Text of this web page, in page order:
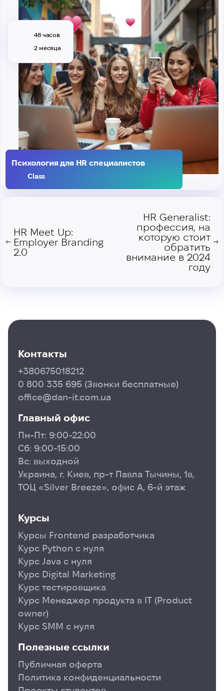
48 часов
2 месяца
Психология для HR специалистов
Class
←
HR Meet Up:
Employer Branding
2.0
HR Generalist:
профессия, на
которую стоит
обратить
внимание в 2024
году
→
Контакты
+380675018212
0 800 335 695 (Звонки бесплатные)
office@dan-it.com.ua
Главный офис
Пн-Пт: 9:00-22:00
Сб: 9:00-15:00
Вс: выходной
Украина, г. Киев, пр-т Павла Тычины, 1в,
ТОЦ «Silver Breeze», офис А, 6-й этаж
Курсы
Курсы Frontend разработчика
Курс Python с нуля
Курс Java с нуля
Курс Digital Marketing
Курс тестировщика
Курс Менеджер продукта в ІТ (Product
owner)
Курс SMM с нуля
Полезные ссылки
Публичная оферта
Политика конфиденциальности